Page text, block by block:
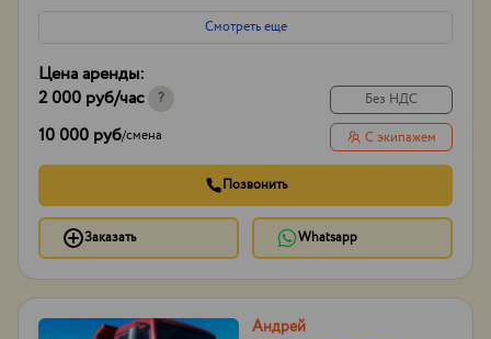
Смотреть еще
Цена аренды:
2 000 руб/час ?
10 000 руб/смена
Без НДС
С экипажем
Позвонить
Заказать Whatsapp
Андрей